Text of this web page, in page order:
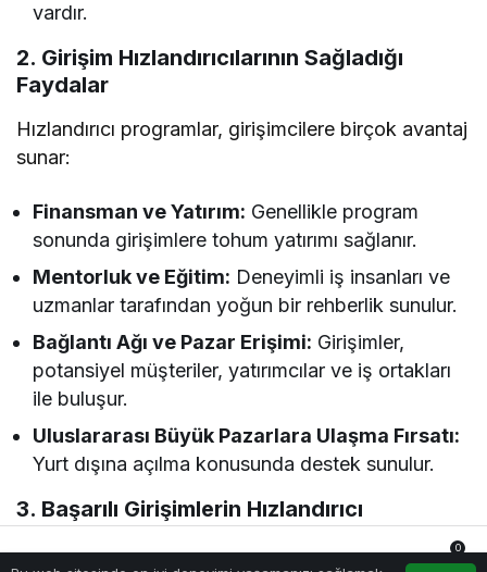
vardır.
2. Girişim Hızlandırıcılarının Sağladığı
Faydalar
Hızlandırıcı programlar, girişimcilere birçok avantaj
sunar:
Finansman ve Yatırım: Genellikle program
sonunda girişimlere tohum yatırımı sağlanır.
Mentorluk ve Eğitim: Deneyimli iş insanları ve
uzmanlar tarafından yoğun bir rehberlik sunulur.
Bağlantı Ağı ve Pazar Erişimi: Girişimler,
potansiyel müşteriler, yatırımcılar ve iş ortakları
ile buluşur.
Uluslararası Büyük Pazarlara Ulaşma Fırsatı:
Yurt dışına açılma konusunda destek sunulur.
3. Başarılı Girişimlerin Hızlandırıcı
0